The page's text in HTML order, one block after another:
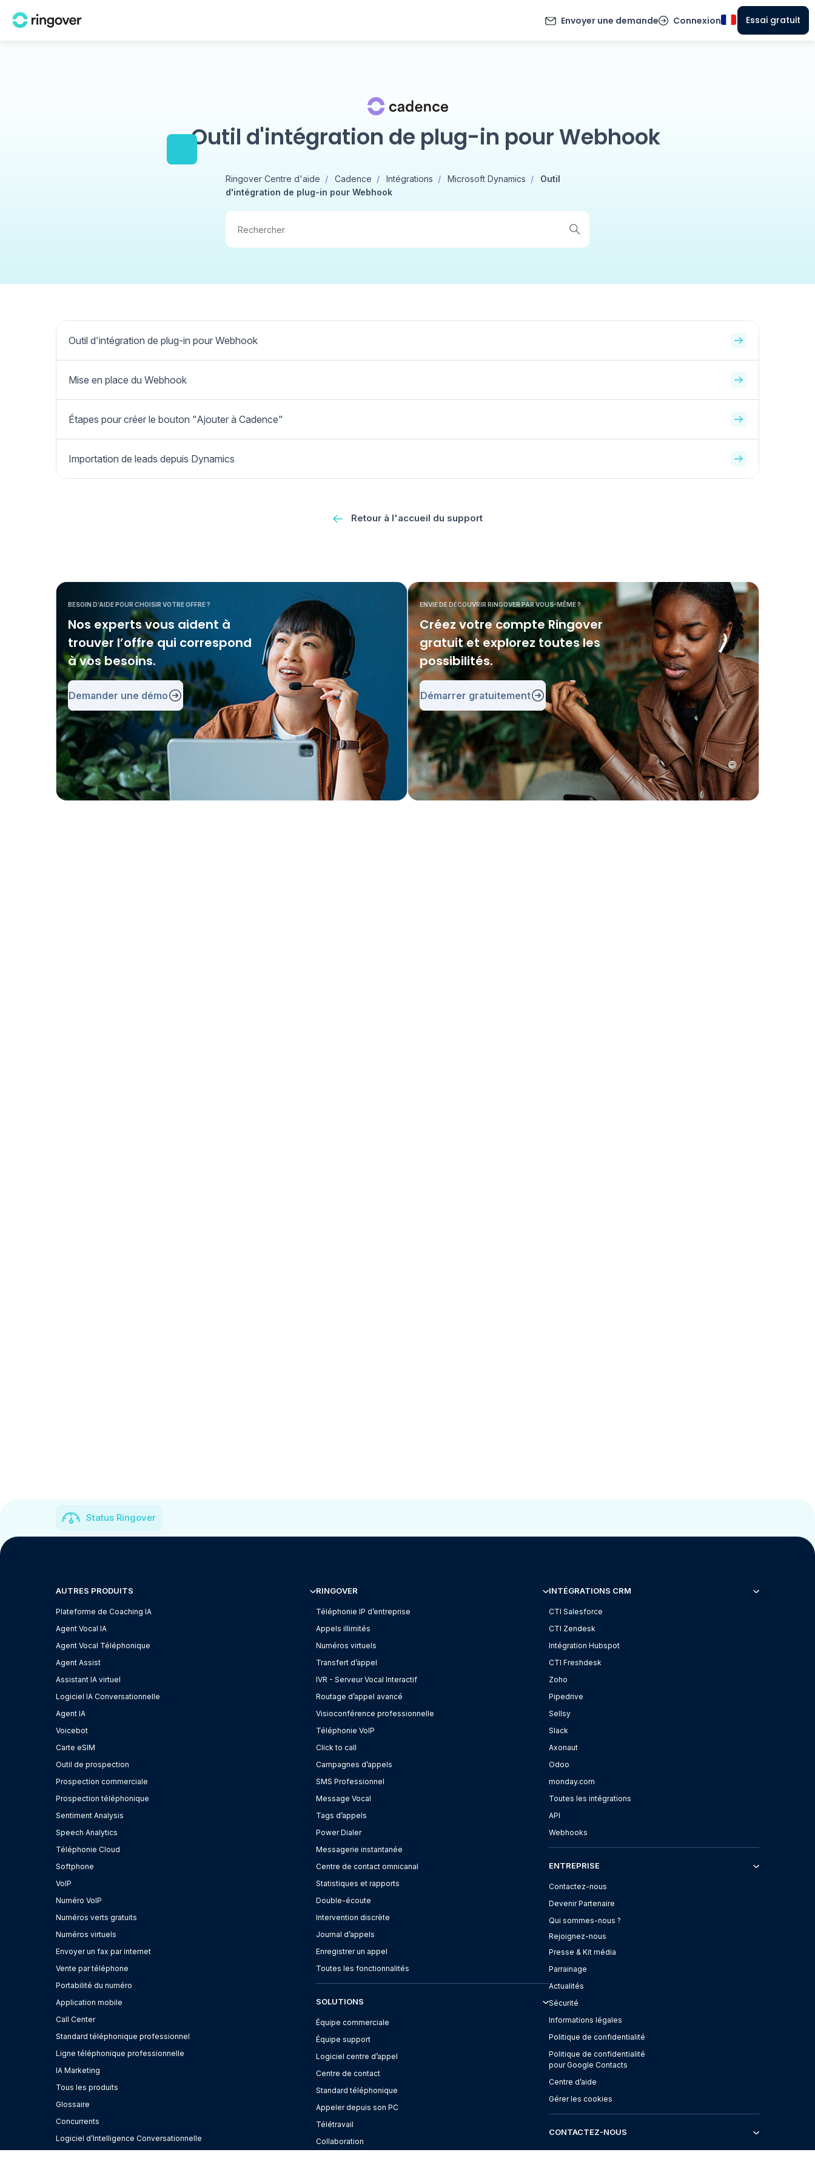
Envoyer une demande Connexion Essai gratuit
Outil d'intégration de plug-in pour Webhook
Ringover Centre d'aide Cadence Intégrations Microsoft Dynamics
Outil
d'intégration de plug-in pour Webhook
Outil d'intégration de plug-in pour Webhook
Mise en place du Webhook
Étapes pour créer le bouton "Ajouter à Cadence"
Importation de leads depuis Dynamics
Retour à l'accueil du support
BESOIN D’AIDE POUR CHOISIR VOTRE OFFRE ?
Nos experts vous aident à
trouver l’offre qui correspond
à vos besoins.
Demander une démo
ENVIE DE DÉCOUVRIR RINGOVER PAR VOUS-MÊME ?
Créez votre compte Ringover
gratuit et explorez toutes les
possibilités.
Démarrer gratuitement
Status Ringover
AUTRES PRODUITS
Plateforme de Coaching IA
Agent Vocal IA
Agent Vocal Téléphonique
Agent Assist
Assistant IA virtuel
Logiciel IA Conversationnelle
Agent IA
Voicebot
Carte eSIM
Outil de prospection
Prospection commerciale
Prospection téléphonique
Sentiment Analysis
Speech Analytics
Téléphonie Cloud
Softphone
VoIP
Numéro VoIP
Numéros verts gratuits
Numéros virtuels
Envoyer un fax par internet
Vente par téléphone
Portabilité du numéro
Application mobile
Call Center
Standard téléphonique professionnel
Ligne téléphonique professionnelle
IA Marketing
Tous les produits
Glossaire
Concurrents
Logiciel d’Intelligence Conversationnelle
RINGOVER
Téléphonie IP d’entreprise
Appels illimités
Numéros virtuels
Transfert d’appel
IVR - Serveur Vocal Interactif
Routage d’appel avancé
Visioconférence professionnelle
Téléphonie VoIP
Click to call
Campagnes d’appels
SMS Professionnel
Message Vocal
Tags d’appels
Power Dialer
Messagerie instantanée
Centre de contact omnicanal
Statistiques et rapports
Double-écoute
Intervention discrète
Journal d’appels
Enregistrer un appel
Toutes les fonctionnalités
SOLUTIONS
Équipe commerciale
Équipe support
Logiciel centre d’appel
Centre de contact
Standard téléphonique
Appeler depuis son PC
Télétravail
Collaboration
INTÉGRATIONS CRM
CTI Salesforce
CTI Zendesk
Intégration Hubspot
CTI Freshdesk
Zoho
Pipedrive
Sellsy
Slack
Axonaut
Odoo
monday.com
Toutes les intégrations
API
Webhooks
ENTREPRISE
Contactez-nous
Devenir Partenaire
Qui sommes-nous ?
Rejoignez-nous
Presse & Kit média
Parrainage
Actualités
Sécurité
Informations légales
Politique de confidentialité
Politique de confidentialité
pour Google Contacts
Centre d’aide
Gérer les cookies
CONTACTEZ-NOUS